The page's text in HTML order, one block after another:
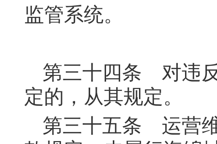
监管系统。
第三十四条 对违
定的，从其规定。
第三十五条 运营